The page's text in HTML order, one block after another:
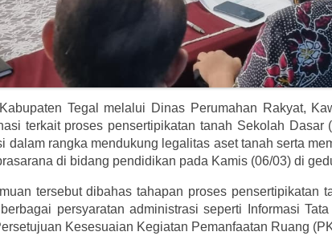
Tegal melalui Dinas Perumahan Rakyat,
terkait proses pensertipikatan tanah Sekolah
dalam rangka mendukung legalitas aset tanah serta
di bidang pendidikan pada Kamis (06/03) di
tersebut dibahas tahapan proses pensertipikatan
persyaratan administrasi seperti Informasi
Kesesuaian Kegiatan Pemanfaatan Ruang